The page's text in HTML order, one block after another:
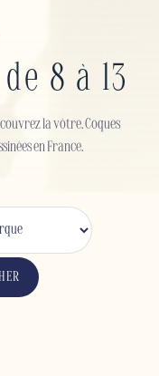
8 à 13
la vôtre. Coques
en France.